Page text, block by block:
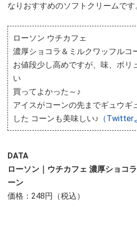
なりおすすめのソフトクリームです
ローソン ウチカフェ
濃厚ショコラ＆ミルクワッフルコ
お値段少し高めですが、味、ボリ
い
買ってよかった～♪
アイスがコーンの先までギュウギ
した コーンも美味しい♪ （Twitter
DATA
ローソン｜ウチカフェ 濃厚ショコ
ーン
価格：248円（税込）